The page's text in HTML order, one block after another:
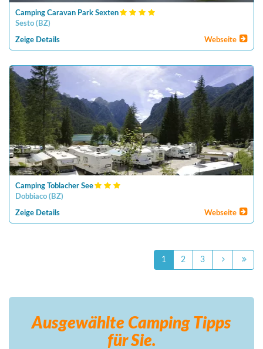
Camping Caravan Park Sexten
Sesto ( BZ)
Zeige Details Webseite
Camping Toblacher See
Dobbiaco ( BZ)
Zeige Details Webseite
1 2 3
Ausgewählte Camping Tipps
für Sie.